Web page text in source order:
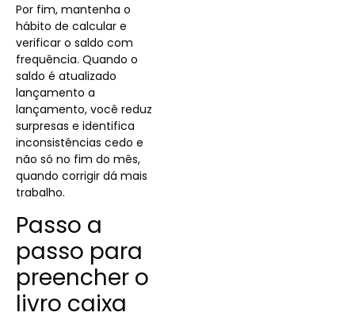
Por fim, mantenha o
hábito de calcular e
verificar o saldo com
frequência. Quando o
saldo é atualizado
lançamento a
lançamento, você reduz
surpresas e identifica
inconsistências cedo e
não só no fim do mês,
quando corrigir dá mais
trabalho.
Passo a
passo para
preencher o
livro caixa